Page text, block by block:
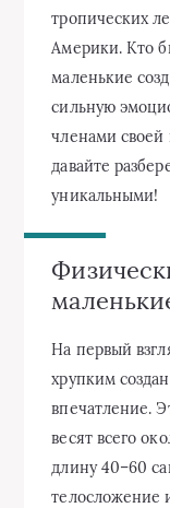
тропических
Америки. Кто
маленькие
сильную
членами своей
давайте
уникальными!
На первый
хрупким
впечатление.
весят всего
длину 40–60
телосложение